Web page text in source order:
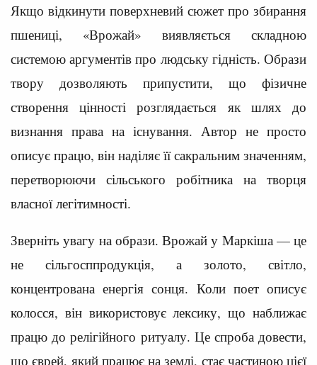
Якщо відкинути поверхневий сюжет про збирання
пшениці, «Врожай» виявляється складною
системою аргументів про людську гідність. Образи
твору дозволяють припустити, що фізичне
створення цінності розглядається як шлях до
визнання права на існування. Автор не просто
описує працю, він наділяє її сакральним значенням,
перетворюючи сільського робітника на творця
власної легітимності.
Зверніть увагу на образи. Врожай у Маркіша — це
не сільгосппродукція, а золото, світло,
концентрована енергія сонця. Коли поет описує
колосся, він використовує лексику, що наближає
працю до релігійного ритуалу. Це спроба довести,
що єврей, який працює на землі, стає частиною цієї